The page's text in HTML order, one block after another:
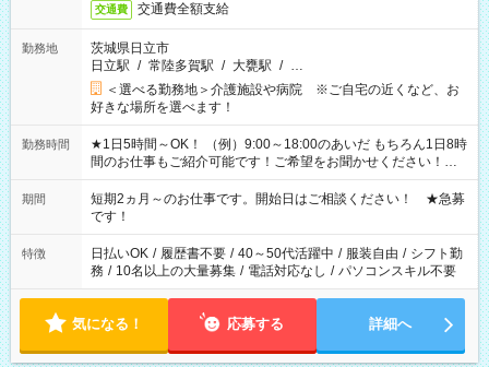
交通費 交通費全額支給
勤務地
茨城県日立市
日立駅 / 常陸多賀駅 / 大甕駅 / …
＜選べる勤務地＞介護施設や病院 ※ご自宅の近くなど、お
好きな場所を選べます！
勤務時間
★1日5時間～OK！ （例）9:00～18:00のあいだ もちろん1日8時
間のお仕事もご紹介可能です！ご希望をお聞かせください！★
家庭の都合でお休みが必要な場合も遠慮なくご相談ください。
※週最低15時間以上の勤務が必要です
期間
短期2ヵ月～のお仕事です。開始日はご相談ください！ ★急募
です！
特徴 日払いOK / 履歴書不要 / 40～50代活躍中 / 服装自由 / シフト勤
務 / 10名以上の大量募集 / 電話対応なし / パソコンスキル不要
気になる！ 応募する 詳細へ